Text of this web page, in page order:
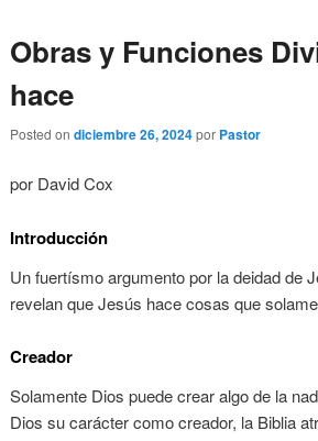
Obras y Funciones
hace
Posted on diciembre 26, 2024por Pastor
por David Cox
Introducción
Un fuertísmo argumento por la deidad de
revelan que Jesús hace cosas que
Creador
Solamente Dios puede crear algo de la
Dios su carácter como creador, la Biblia